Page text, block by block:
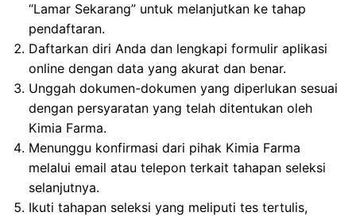
“Lamar Sekarang” untuk melanjutkan ke tahap
pendaftaran.
Daftarkan diri Anda dan lengkapi formulir aplikasi
online dengan data yang akurat dan benar.
Unggah dokumen-dokumen yang diperlukan sesuai
dengan persyaratan yang telah ditentukan oleh
Kimia Farma.
Menunggu konfirmasi dari pihak Kimia Farma
melalui email atau telepon terkait tahapan seleksi
selanjutnya.
Ikuti tahapan seleksi yang meliputi tes tertulis,